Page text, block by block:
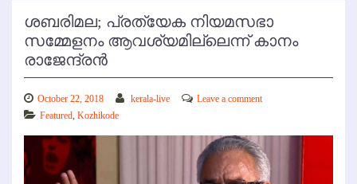
ശബരിമല; പ്രത്യേക നിയമസഭാ
സമ്മേളനം ആവശ്യമില്ലെന്ന് കാനം
രാജേന്ദ്രന്‍
October 22, 2018 kerala-live
Leave a comment
Featured Kozhikode